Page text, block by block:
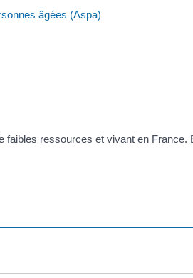
âgées (Aspa)
ressources et vivant en